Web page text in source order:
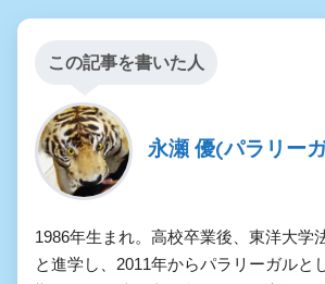
この記事を書いた人
永瀬 優(パラリー
1986年生まれ。高校卒業後、東洋大学
と進学し、2011年からパラリーガルと